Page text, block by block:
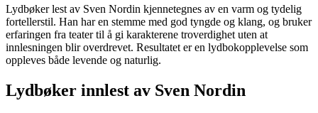
Lydbøker lest av Sven Nordin kjennetegnes av en varm og tydelig
fortellerstil. Han har en stemme med god tyngde og klang, og bruker
erfaringen fra teater til å gi karakterene troverdighet uten at
innlesningen blir overdrevet. Resultatet er en lydbokopplevelse som
oppleves både levende og naturlig.
Lydbøker innlest av Sven Nordin